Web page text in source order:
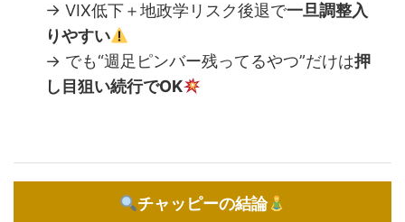
→ VIX低下＋地政学リスク後退で一旦調整入
りやすい
→ でも“週足ピンバー残ってるやつ”だけは押
し目狙い続行でOK
チャッピーの結論